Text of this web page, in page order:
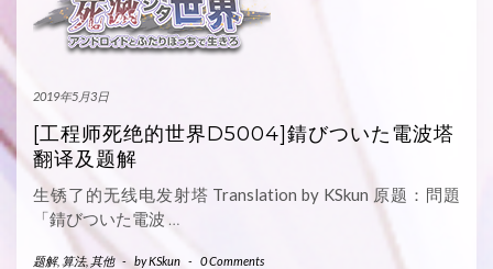
2019年5月3日
[工程师死绝的世界D5004]錆びついた電波塔
翻译及题解
生锈了的无线电发射塔 Translation by KSkun 原题：問題
「錆びついた電波 …
题解, 算法, 其他 - byKSkun - 0 Comments